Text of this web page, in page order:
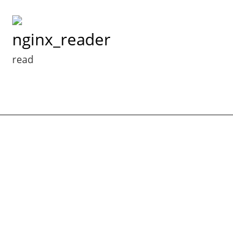
nginx_reader
read